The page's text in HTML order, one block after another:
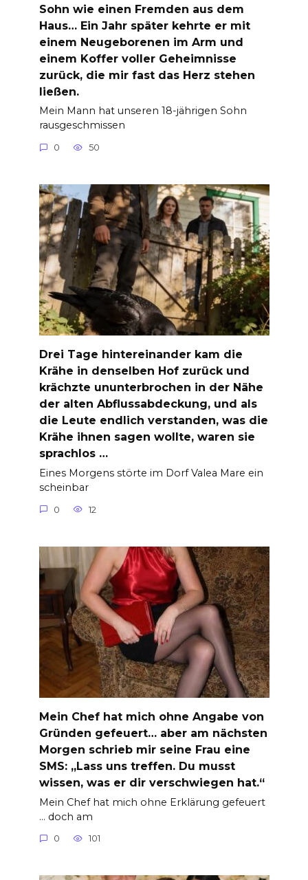
Sohn wie einen Fremden aus dem
Haus… Ein Jahr später kehrte er mit
einem Neugeborenen im Arm und
einem Koffer voller Geheimnisse
zurück, die mir fast das Herz stehen
ließen.
Mein Mann hat unseren 18-jährigen Sohn
rausgeschmissen
0 50
Drei Tage hintereinander kam die
Krähe in denselben Hof zurück und
krächzte ununterbrochen in der Nähe
der alten Abflussabdeckung, und als
die Leute endlich verstanden, was die
Krähe ihnen sagen wollte, waren sie
sprachlos …
Eines Morgens störte im Dorf Valea Mare ein
scheinbar
0 12
Mein Chef hat mich ohne Angabe von
Gründen gefeuert… aber am nächsten
Morgen schrieb mir seine Frau eine
SMS: „Lass uns treffen. Du musst
wissen, was er dir verschwiegen hat.“
Mein Chef hat mich ohne Erklärung gefeuert
… doch am
0 101